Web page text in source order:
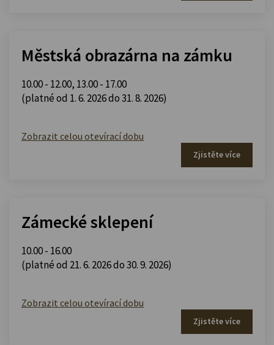
Městská obrazárna na zámku
10.00 - 12.00, 13.00 - 17.00
(platné od 1. 6. 2026 do 31. 8. 2026)
Zobrazit celou otevírací dobu
Zjistěte více
Zámecké sklepení
10.00 - 16.00
(platné od 21. 6. 2026 do 30. 9. 2026)
Zobrazit celou otevírací dobu
Zjistěte více